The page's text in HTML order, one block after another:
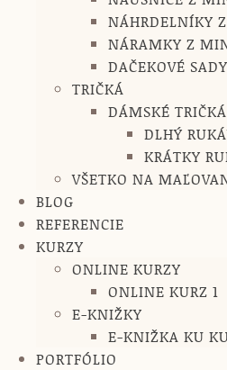
NÁHRDELNÍKY
NÁRAMKY Z
DAČEKOVÉ SADY
TRIČKÁ
DÁMSKÉ TRIČKÁ
DLHÝ
KRÁTKY
VŠETKO NA
BLOG
REFERENCIE
KURZY
ONLINE KURZY
ONLINE KURZ 1
E-KNIŽKY
E-KNIŽKA KU
PORTFÓLIO